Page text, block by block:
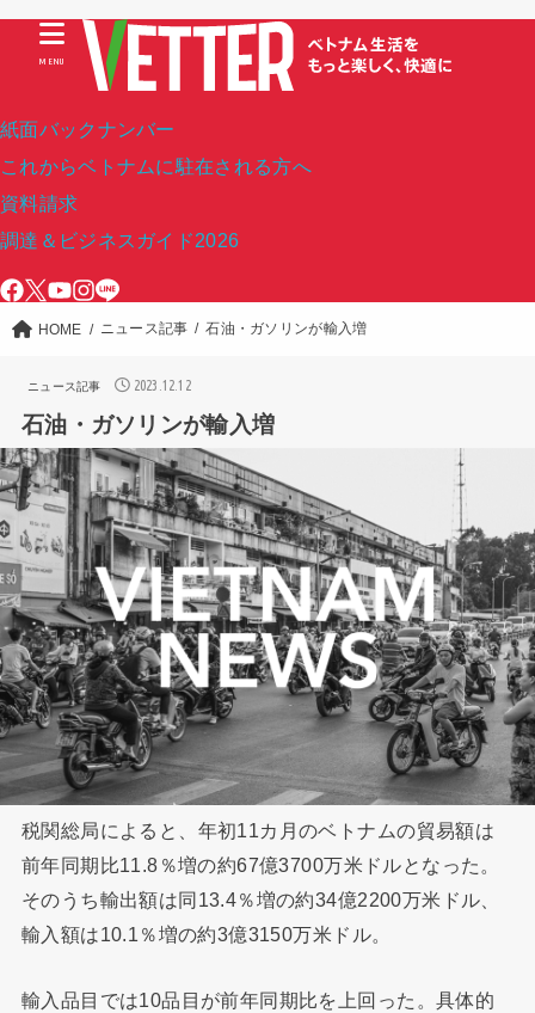
紙面バックナンバー
これからベトナムに駐在される方へ
資料請求
調達＆ビジネスガイド2026
MENU
HOME ニュース記事 石油・ガソリンが輸入増
ニュース記事 2023.12.12
石油・ガソリンが輸入増
税関総局によると、年初11カ月のベトナムの貿易額は
前年同期比11.8％増の約67億3700万米ドルとなった。
そのうち輸出額は同13.4％増の約34億2200万米ドル、
輸入額は10.1％増の約3億3150万米ドル。
輸入品目では10品目が前年同期比を上回った。具体的